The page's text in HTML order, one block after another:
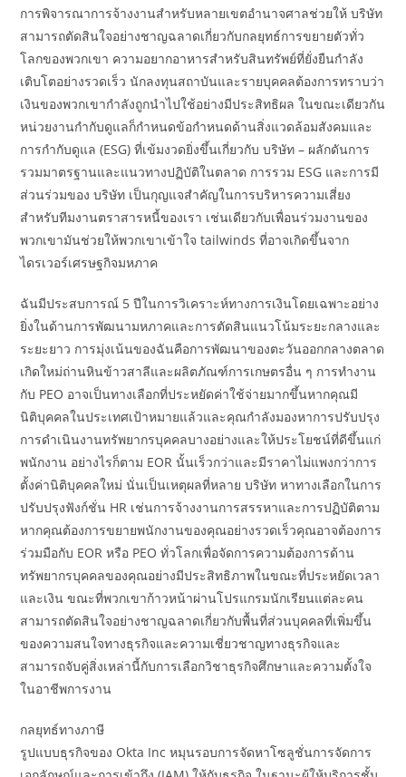
การพิจารณาการจ้างงานสำหรับหลายเขตอำนาจศาลช่วยให้ บริษัท
สามารถตัดสินใจอย่างชาญฉลาดเกี่ยวกับกลยุทธ์การขยายตัวทั่ว
โลกของพวกเขา ความอยากอาหารสำหรับสินทรัพย์ที่ยั่งยืนกำลัง
เติบโตอย่างรวดเร็ว นักลงทุนสถาบันและรายบุคคลต้องการทราบว่า
เงินของพวกเขากำลังถูกนำไปใช้อย่างมีประสิทธิผล ในขณะเดียวกัน
หน่วยงานกำกับดูแลก็กำหนดข้อกำหนดด้านสิ่งแวดล้อมสังคมและ
การกำกับดูแล (ESG) ที่เข้มงวดยิ่งขึ้นเกี่ยวกับ บริษัท – ผลักดันการ
รวมมาตรฐานและแนวทางปฏิบัติในตลาด การรวม ESG และการมี
ส่วนร่วมของ บริษัท เป็นกุญแจสำคัญในการบริหารความเสี่ยง
สำหรับทีมงานตราสารหนี้ของเรา เช่นเดียวกับเพื่อนร่วมงานของ
พวกเขามันช่วยให้พวกเขาเข้าใจ tailwinds ที่อาจเกิดขึ้นจาก
ไดรเวอร์เศรษฐกิจมหภาค
ฉันมีประสบการณ์ 5 ปีในการวิเคราะห์ทางการเงินโดยเฉพาะอย่าง
ยิ่งในด้านการพัฒนามหภาคและการตัดสินแนวโน้มระยะกลางและ
ระยะยาว การมุ่งเน้นของฉันคือการพัฒนาของตะวันออกกลางตลาด
เกิดใหม่ถ่านหินข้าวสาลีและผลิตภัณฑ์การเกษตรอื่น ๆ การทำงาน
กับ PEO อาจเป็นทางเลือกที่ประหยัดค่าใช้จ่ายมากขึ้นหากคุณมี
นิติบุคคลในประเทศเป้าหมายแล้วและคุณกำลังมองหาการปรับปรุง
การดำเนินงานทรัพยากรบุคคลบางอย่างและให้ประโยชน์ที่ดีขึ้นแก่
พนักงาน อย่างไรก็ตาม EOR นั้นเร็วกว่าและมีราคาไม่แพงกว่าการ
ตั้งค่านิติบุคคลใหม่ นั่นเป็นเหตุผลที่หลาย บริษัท หาทางเลือกในการ
ปรับปรุงฟังก์ชั่น HR เช่นการจ้างงานการสรรหาและการปฏิบัติตาม
หากคุณต้องการขยายพนักงานของคุณอย่างรวดเร็วคุณอาจต้องการ
ร่วมมือกับ EOR หรือ PEO ทั่วโลกเพื่อจัดการความต้องการด้าน
ทรัพยากรบุคคลของคุณอย่างมีประสิทธิภาพในขณะที่ประหยัดเวลา
และเงิน ขณะที่พวกเขาก้าวหน้าผ่านโปรแกรมนักเรียนแต่ละคน
สามารถตัดสินใจอย่างชาญฉลาดเกี่ยวกับพื้นที่ส่วนบุคคลที่เพิ่มขึ้น
ของความสนใจทางธุรกิจและความเชี่ยวชาญทางธุรกิจและ
สามารถจับคู่สิ่งเหล่านี้กับการเลือกวิชาธุรกิจศึกษาและความตั้งใจ
ในอาชีพการงาน
กลยุทธ์ทางภาษี
รูปแบบธุรกิจของ Okta Inc หมุนรอบการจัดหาโซลูชั่นการจัดการ